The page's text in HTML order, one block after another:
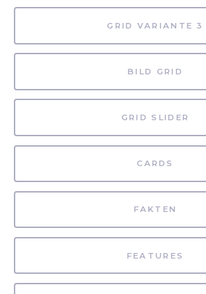
GRID VARIANTE 3
BILD GRID
GRID SLIDER
CARDS
FAKTEN
FEATURES